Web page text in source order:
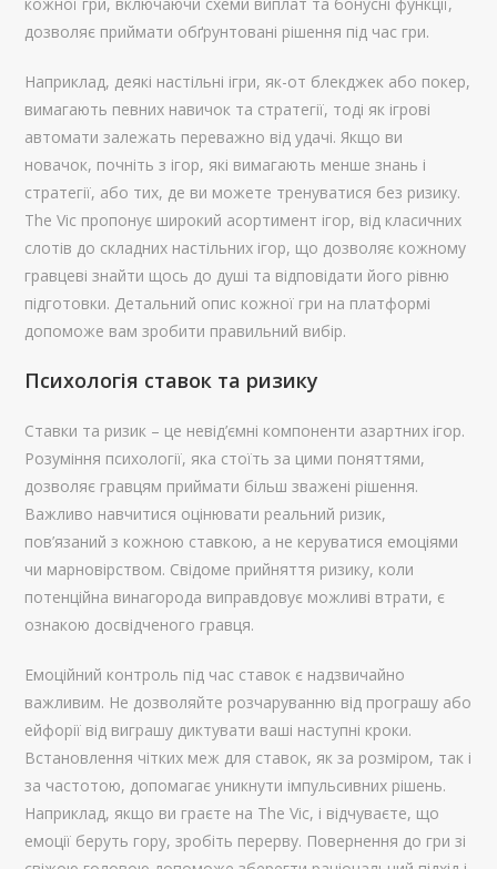
дозволяє приймати обґрунтовані рішення під час гри.
Наприклад, деякі настільні ігри, як-от блекджек або покер,
вимагають певних навичок та стратегії, тоді як ігрові
автомати залежать переважно від удачі. Якщо ви
новачок, почніть з ігор, які вимагають менше знань і
стратегії, або тих, де ви можете тренуватися без ризику.
The Vic пропонує широкий асортимент ігор, від класичних
слотів до складних настільних ігор, що дозволяє кожному
гравцеві знайти щось до душі та відповідати його рівню
підготовки. Детальний опис кожної гри на платформі
допоможе вам зробити правильний вибір.
Психологія ставок та ризику
Ставки та ризик – це невід’ємні компоненти азартних ігор.
Розуміння психології, яка стоїть за цими поняттями,
дозволяє гравцям приймати більш зважені рішення.
Важливо навчитися оцінювати реальний ризик,
пов’язаний з кожною ставкою, а не керуватися емоціями
чи марновірством. Свідоме прийняття ризику, коли
потенційна винагорода виправдовує можливі втрати, є
ознакою досвідченого гравця.
Емоційний контроль під час ставок є надзвичайно
важливим. Не дозволяйте розчаруванню від програшу або
ейфорії від виграшу диктувати ваші наступні кроки.
Встановлення чітких меж для ставок, як за розміром, так і
за частотою, допомагає уникнути імпульсивних рішень.
Наприклад, якщо ви граєте на The Vic, і відчуваєте, що
емоції беруть гору, зробіть перерву. Повернення до гри зі